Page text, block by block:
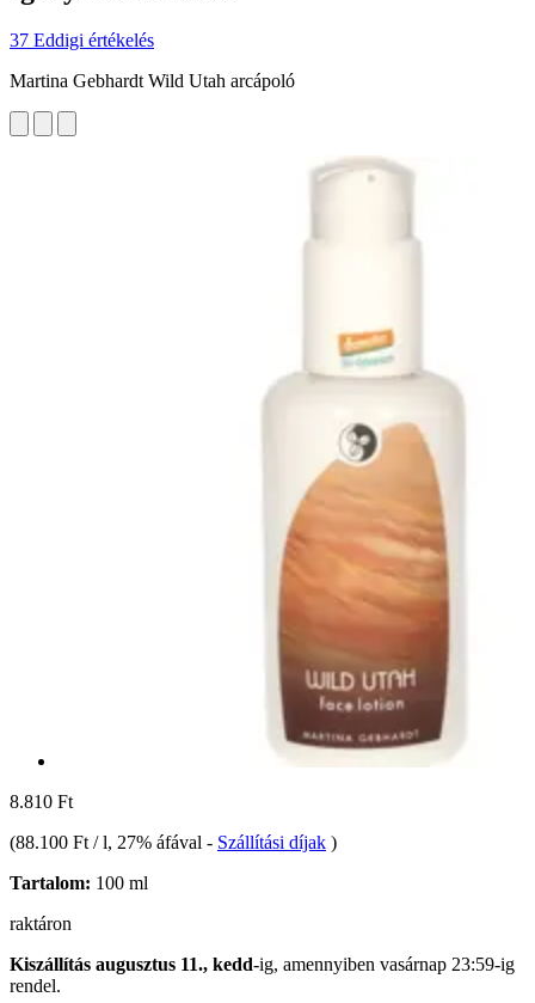
37 Eddigi értékelés
Martina Gebhardt Wild Utah arcápoló
8.810 Ft
(88.100 Ft / l, 27% áfával - Szállítási díjak )
Tartalom: 100 ml
raktáron
Kiszállítás augusztus 11., kedd-ig, amennyiben vasárnap 23:59-ig
rendel.